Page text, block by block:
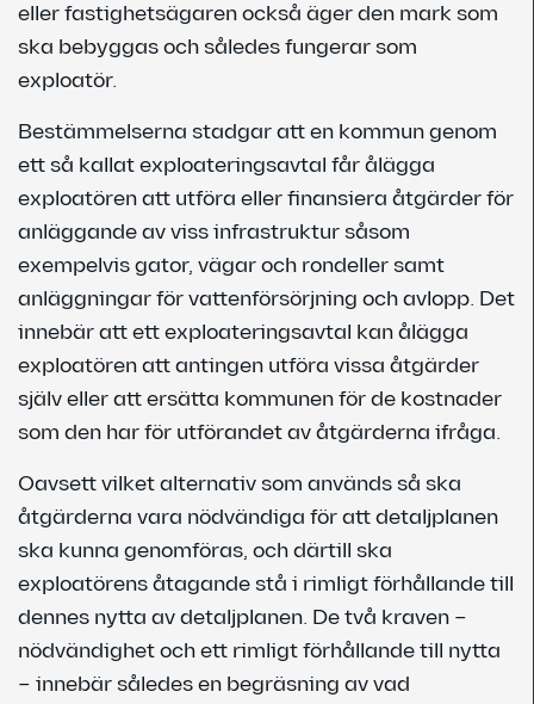
eller fastighetsägaren också äger den mark som
ska bebyggas och således fungerar som
exploatör.
Bestämmelserna stadgar att en kommun genom
ett så kallat exploateringsavtal får ålägga
exploatören att utföra eller finansiera åtgärder för
anläggande av viss infrastruktur såsom
exempelvis gator, vägar och rondeller samt
anläggningar för vattenförsörjning och avlopp. Det
innebär att ett exploateringsavtal kan ålägga
exploatören att antingen utföra vissa åtgärder
själv eller att ersätta kommunen för de kostnader
som den har för utförandet av åtgärderna ifråga.
Oavsett vilket alternativ som används så ska
åtgärderna vara nödvändiga för att detaljplanen
ska kunna genomföras, och därtill ska
exploatörens åtagande stå i rimligt förhållande till
dennes nytta av detaljplanen. De två kraven –
nödvändighet och ett rimligt förhållande till nytta
– innebär således en begräsning av vad